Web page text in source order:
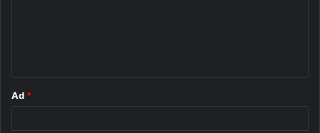
Ad *